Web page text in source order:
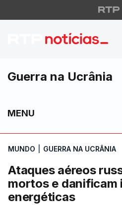
Ataques
Guerra na Ucrânia
MENU
MUNDO GUERRA NA UCRÂNIA
Ataques aéreos
mortos e
energéticas